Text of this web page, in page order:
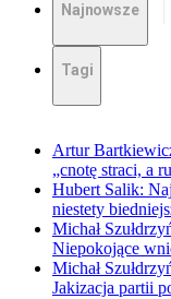
Najnowsze
Tagi
Artur
„cnotę straci, a
Hubert Salik:
niestety
Michał
Niepokojące
Michał
Jakizacja partii